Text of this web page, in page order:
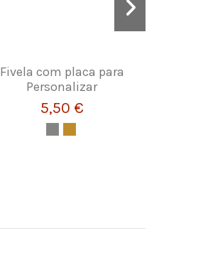
Fivela com placa para
Personalizar
5,50 €